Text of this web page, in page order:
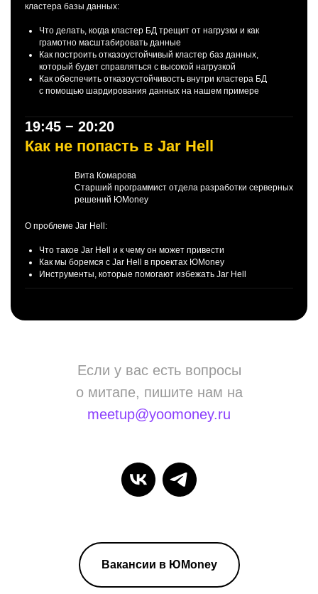
кластера базы данных:
Что делать, когда кластер БД трещит от нагрузки и как
грамотно масштабировать данные
Как построить отказоустойчивый кластер баз данных,
который будет справляться с высокой нагрузкой
Как обеспечить отказоустойчивость внутри кластера БД
с помощью шардирования данных на нашем примере
19:45 − 20:20
Как не попасть в Jar Hell
Вита Комарова
Старший программист отдела разработки серверных
решений ЮMoney
О проблеме Jar Hell:
Что такое Jar Hell и к чему он может привести
Как мы боремся с Jar Hell в проектах ЮMoney
Инструменты, которые помогают избежать Jar Hell
Если у вас есть вопросы
о митапе, пишите нам на
meetup@yoomoney.ru
Вакансии в ЮMoney